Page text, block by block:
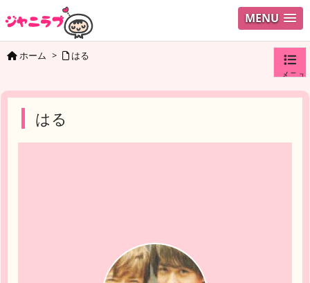
MENU
メニュ
ホーム > はる
はる